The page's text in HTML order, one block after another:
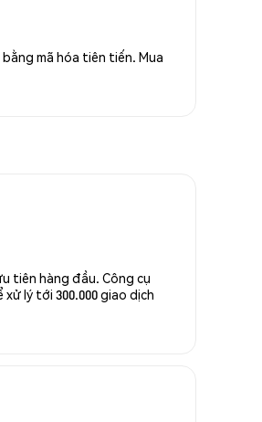
mã hóa tiên tiến. Mua
tiên hàng đầu. Công cụ
lý tới 300.000 giao dịch